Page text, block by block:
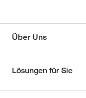
Über Uns
Lösungen für Sie